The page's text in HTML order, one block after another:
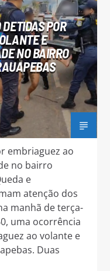
POR
E
NO BAIRRO
embriaguez ao
no bairro
e
atenção dos
manhã de terça-
uma ocorrência
ao volante e
Duas